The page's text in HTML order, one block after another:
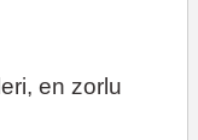
en zorlu